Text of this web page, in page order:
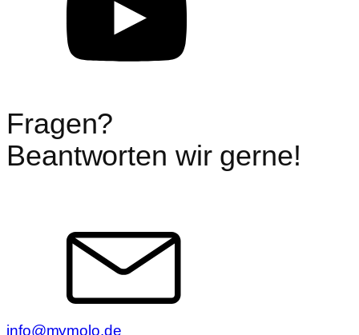
Fragen?
Beantworten wir gerne!
info@mymolo.de